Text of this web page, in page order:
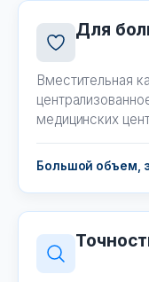
Для
Вместительная
медицинских
Большой объем,